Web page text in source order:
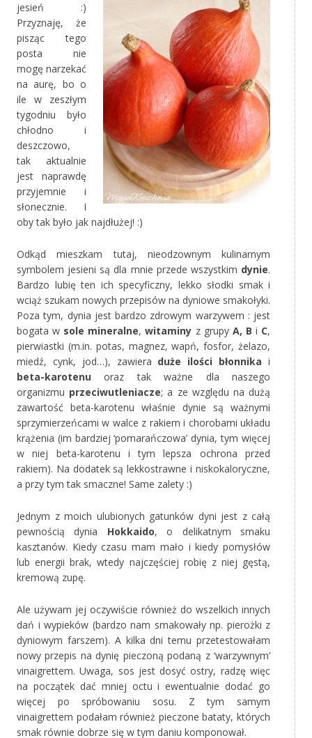
jesień :)
Przyznaję, że
pisząc tego
posta nie
mogę narzekać
na aurę, bo o
ile w zeszłym
tygodniu było
chłodno i
deszczowo,
tak aktualnie
jest naprawdę
przyjemnie i
słonecznie. I
oby tak było jak najdłużej! :)
Odkąd mieszkam tutaj, nieodzownym kulinarnym
symbolem jesieni są dla mnie przede wszystkim dynie.
Bardzo lubię ten ich specyficzny, lekko słodki smak i
wciąż szukam nowych przepisów na dyniowe smakołyki.
Poza tym, dynia jest bardzo zdrowym warzywem : jest
bogata w sole mineralne,witaminy z grupy A, B i C,
pierwiastki (m.in. potas, magnez, wapń, fosfor, żelazo,
miedź, cynk, jod…), zawiera duże ilości błonnika i
beta-karotenu oraz tak ważne dla naszego
organizmu przeciwutleniacze; a ze względu na dużą
zawartość beta-karotenu właśnie dynie są ważnymi
sprzymierzeńcami w walce z rakiem i chorobami układu
krążenia (im bardziej ‘pomarańczowa’ dynia, tym więcej
w niej beta-karotenu i tym lepsza ochrona przed
rakiem). Na dodatek są lekkostrawne i niskokaloryczne,
a przy tym tak smaczne! Same zalety :)
Jednym z moich ulubionych gatunków dyni jest z całą
pewnością dynia Hokkaido, o delikatnym smaku
kasztanów. Kiedy czasu mam mało i kiedy pomysłów
lub energii brak, wtedy najczęściej robię z niej gęstą,
kremową zupę.
Ale używam jej oczywiście również do wszelkich innych
dań i wypieków (bardzo nam smakowały np. pierożki z
dyniowym farszem). A kilka dni temu przetestowałam
nowy przepis na dynię pieczoną podaną z ‘warzywnym’
vinaigrettem. Uwaga, sos jest dosyć ostry, radzę więc
na początek dać mniej octu i ewentualnie dodać go
więcej po spróbowaniu sosu. Z tym samym
vinaigrettem podałam również pieczone bataty, których
smak równie dobrze się w tym daniu komponował.